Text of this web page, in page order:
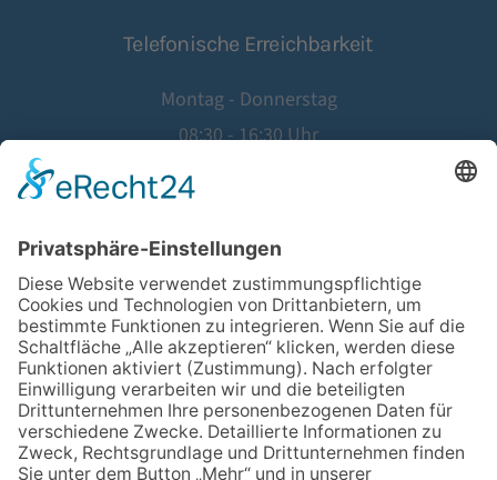
Telefonische Erreichbarkeit
Montag - Donnerstag
08:30 - 16:30 Uhr
08:30 - 14:00 Uhr
©2026Hausärztinnen- und Hausärzteverband Hessen e.V.
Website byAgentur Geiger